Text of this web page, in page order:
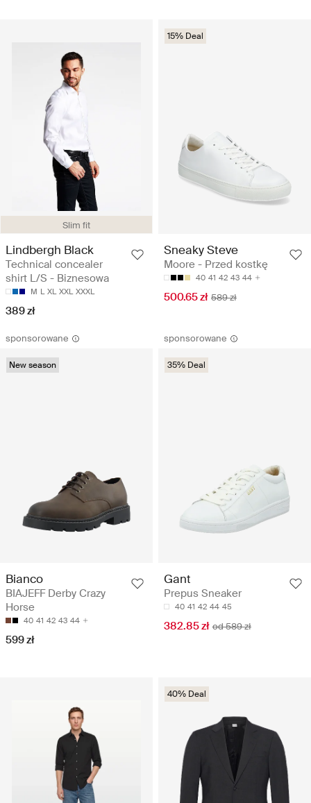
Slim fit
Lindbergh Black
Technical concealer
shirt L/S - Biznesowa
M L XL XXL XXXL
389 zł
15% Deal
Sneaky Steve
Moore - Przed kostkę
40 41 42 43 44
500.65 zł 589 zł
sponsorowane
New season
Bianco
BIAJEFF Derby Crazy
Horse
40 41 42 43 44
599 zł
sponsorowane
35% Deal
Gant
Prepus Sneaker
40 41 42 44 45
382.85 zł od 589 zł
40% Deal